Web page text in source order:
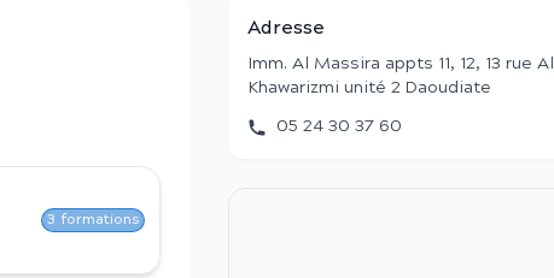
3 formations
Adresse
Imm. Al Massira appts 11, 12, 13 rue Al
Khawarizmi unité 2 Daoudiate
05 24 30 37 60